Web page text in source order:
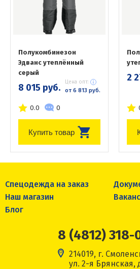
Полукомбинезон
Эдванс утеплённый
серый
8 015 руб. Цена опт:
от 6 813 руб.
0.0 0
Купить товар
2
Спецодежда на заказ
Наш магазин
Блог
8 (4812) 318-
214019, г.
ул. 2-я Брянская,